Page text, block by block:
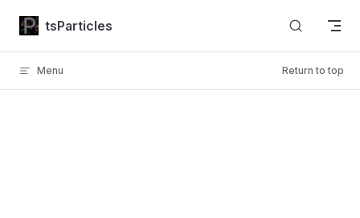
Skip to content
tsParticles
Menu Return to top